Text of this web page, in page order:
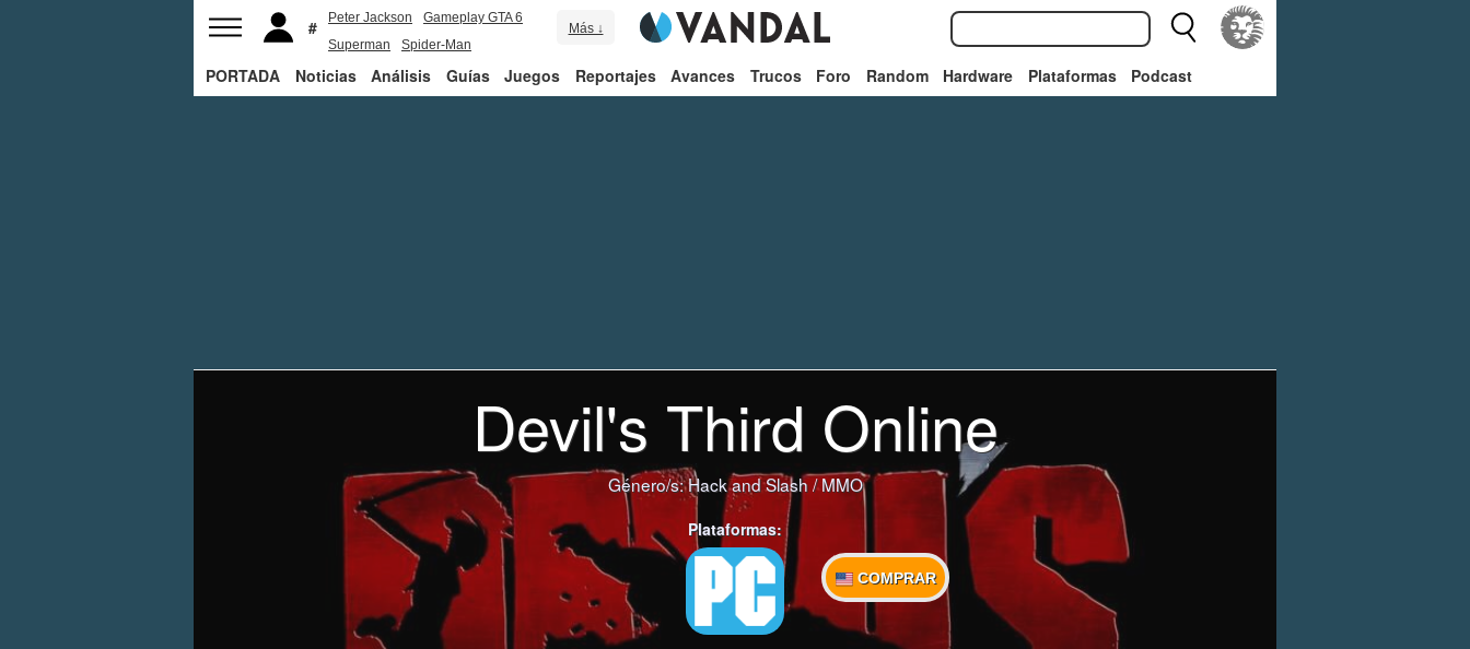
Peter Jackson
Gameplay GTA 6
Superman
Spider-Man
Más ↓
PORTADA Noticias Análisis Guías Juegos Reportajes Avances Trucos Foro Random Hardware Plataformas Podcast
Devil's Third Online
Género/s:Hack and Slash/MMO
Plataformas:
COMPRAR